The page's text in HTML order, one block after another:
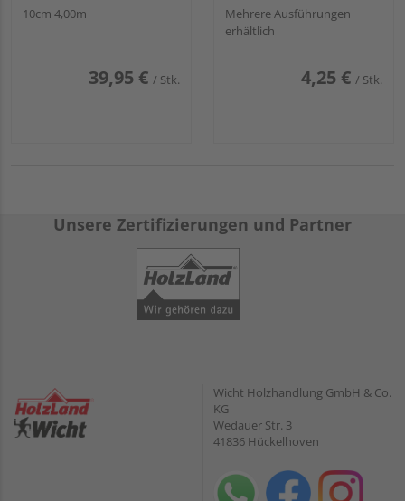
10cm 4,00m
39,95 € / Stk.
Mehrere Ausführungen
erhältlich
4,25 € / Stk.
Unsere Zertifizierungen und Partner
Wicht Holzhandlung GmbH & Co.
KG
Wedauer Str. 3
41836 Hückelhoven